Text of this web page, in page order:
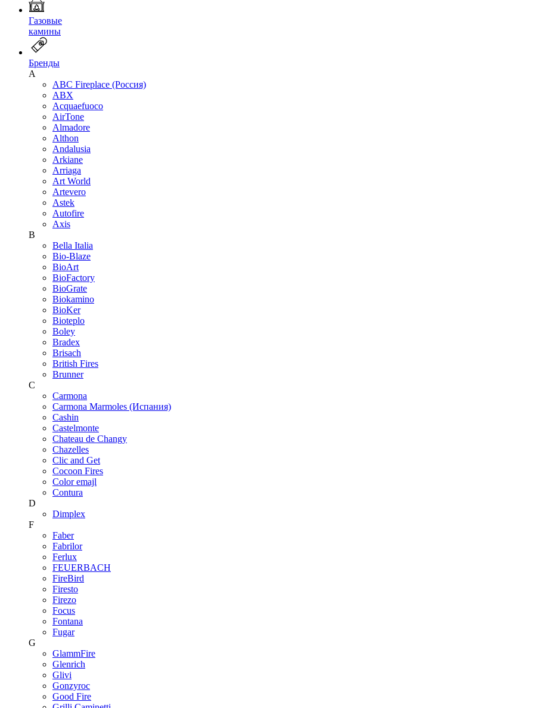
Газовые
камины
Бренды
A
ABC Fireplace (Россия)
ABX
Acquaefuoco
AirTone
Almadore
Althon
Andalusia
Arkiane
Arriaga
Art World
Artevero
Astek
Autofire
Axis
B
Bella Italia
Bio-Blaze
BioArt
BioFactory
BioGrate
Biokamino
BioKer
Bioteplo
Boley
Bradex
Brisach
British Fires
Brunner
C
Carmona
Carmona Marmoles (Испания)
Cashin
Castelmonte
Chateau de Changy
Chazelles
Clic and Get
Cocoon Fires
Color emajl
Contura
D
Dimplex
F
Faber
Fabrilor
Ferlux
FEUERBACH
FireBird
Firesto
Firezo
Focus
Fontana
Fugar
G
GlammFire
Glenrich
Glivi
Gonzyroc
Good Fire